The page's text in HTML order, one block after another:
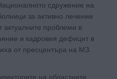
сдружение на
за активно лечение
проблеми в
и кадровия дефицит в
от пресцентъра на МЗ.
на областните